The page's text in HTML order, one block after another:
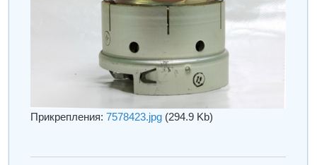
Прикрепления:7578423.jpg (294.9 Kb)